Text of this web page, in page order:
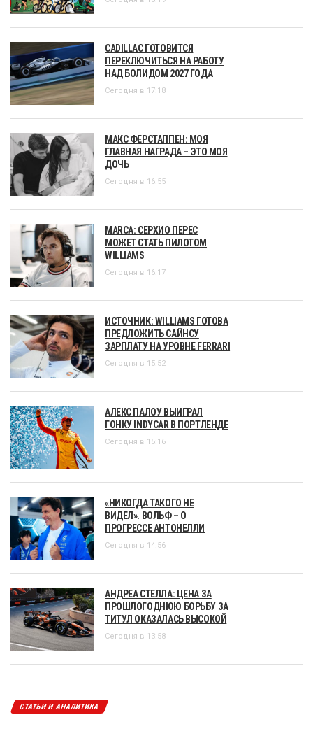
CADILLAC ГОТОВИТСЯ
ПЕРЕКЛЮЧИТЬСЯ НА РАБОТУ
НАД БОЛИДОМ 2027 ГОДА
Сегодня в 17:18
МАКС ФЕРСТАППЕН: МОЯ
ГЛАВНАЯ НАГРАДА – ЭТО МОЯ
ДОЧЬ
Сегодня в 16:55
MARCA: СЕРХИО ПЕРЕС
МОЖЕТ СТАТЬ ПИЛОТОМ
WILLIAMS
Сегодня в 16:17
ИСТОЧНИК: WILLIAMS ГОТОВА
ПРЕДЛОЖИТЬ САЙНСУ
ЗАРПЛАТУ НА УРОВНЕ FERRARI
Сегодня в 15:52
АЛЕКС ПАЛОУ ВЫИГРАЛ
ГОНКУ INDYCAR В ПОРТЛЕНДЕ
Сегодня в 15:16
«НИКОГДА ТАКОГО НЕ
ВИДЕЛ». ВОЛЬФ – О
ПРОГРЕССЕ АНТОНЕЛЛИ
Сегодня в 14:56
АНДРЕА СТЕЛЛА: ЦЕНА ЗА
ПРОШЛОГОДНЮЮ БОРЬБУ ЗА
ТИТУЛ ОКАЗАЛАСЬ ВЫСОКОЙ
Сегодня в 13:58
СТАТЬИ И АНАЛИТИКА